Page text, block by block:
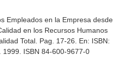
Empleados en la Empresa desde
en los Recursos Humanos
Total. Pag. 17-26. En: ISBN:
1999. ISBN 84-600-9677-0